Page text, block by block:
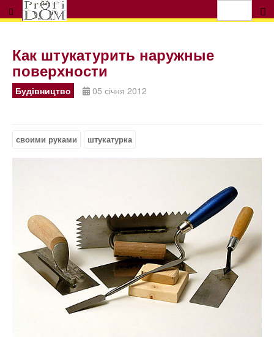
Как штукатурить наружные
поверхности
Будівництво 05 січня 2012
своими руками штукатурка